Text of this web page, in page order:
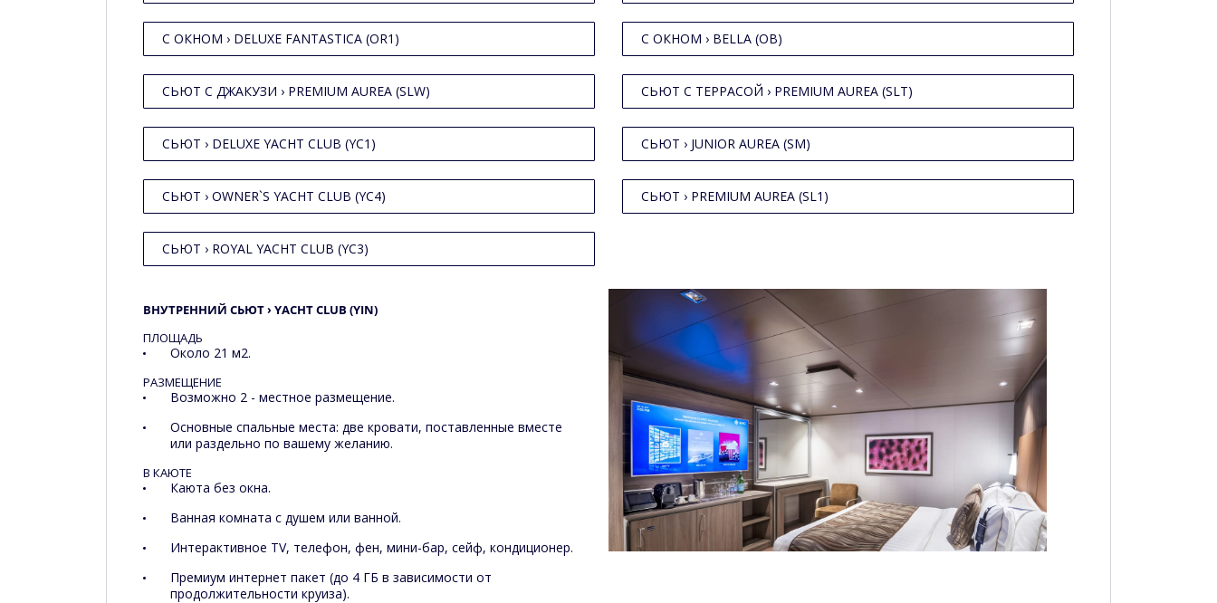
С ОКНОМ › DELUXE FANTASTICA (OR1) С ОКНОМ › BELLA (OB)
СЬЮТ С ДЖАКУЗИ › PREMIUM AUREA (SLW) СЬЮТ С ТЕРРАСОЙ › PREMIUM AUREA (SLT)
СЬЮТ › DELUXE YACHT CLUB (YC1) СЬЮТ › JUNIOR AUREA (SM)
СЬЮТ › OWNER`S YACHT CLUB (YC4) СЬЮТ › PREMIUM AUREA (SL1)
СЬЮТ › ROYAL YACHT CLUB (YC3)
ВНУТРЕННИЙ СЬЮТ › YACHT CLUB (YIN)
ПЛОЩАДЬ
Около 21 м2.
РАЗМЕЩЕНИЕ
Возможно 2 - местное размещение.
Основные спальные места: две кровати, поставленные вместе
или раздельно по вашему желанию.
В КАЮТЕ
Каюта без окна.
Ванная комната с душем или ванной.
Интерактивное TV, телефон, фен, мини-бар, сейф, кондиционер.
Премиум интернет пакет (до 4 ГБ в зависимости от
продолжительности круиза).